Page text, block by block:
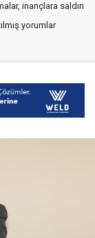
inançlara saldırı
yorumlar